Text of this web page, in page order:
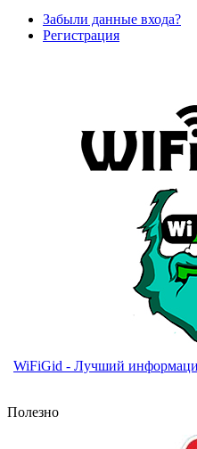
Забыли данные входа?
Регистрация
WiFiGid - Лучший
Полезно